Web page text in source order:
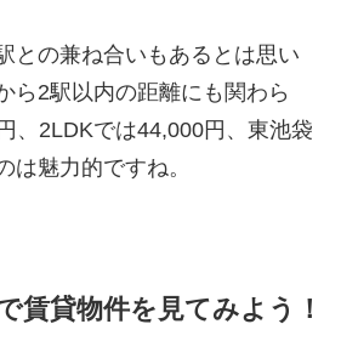
との兼ね合いもあるとは思い
ら2駅以内の距離にも関わら
、2LDKでは44,000円、東池袋
は魅力的ですね。
賃貸物件を見てみよう！